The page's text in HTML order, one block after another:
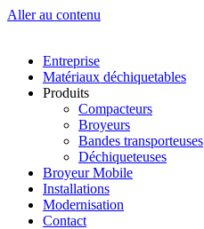
Aller au contenu
Entreprise
Matériaux déchiquetables
Produits
Compacteurs
Broyeurs
Bandes transporteuses
Déchiqueteuses
Broyeur Mobile
Installations
Modernisation
Contact